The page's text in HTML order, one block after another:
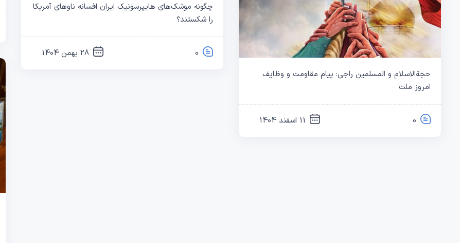
حجةالاسلام و المسلمین راجی: پیام مقاومت و وظایف
امروز ملت
0 11 اسفند 1404
چگونه موشک‌های هایپرسونیک ایران افسانه ناوهای آمریکا
را شکستند؟
0 28 بهمن 1404